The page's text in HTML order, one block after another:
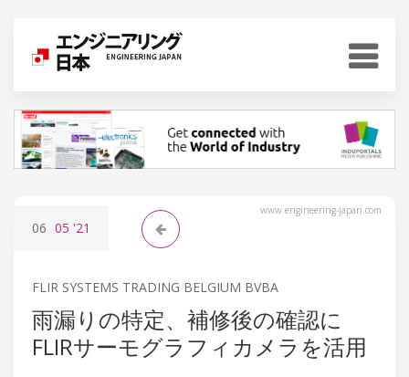
www.engineering-japan.com
06 05 '21
FLIR SYSTEMS TRADING BELGIUM BVBA
雨漏りの特定、補修後の確認に
FLIRサーモグラフィカメラを活用